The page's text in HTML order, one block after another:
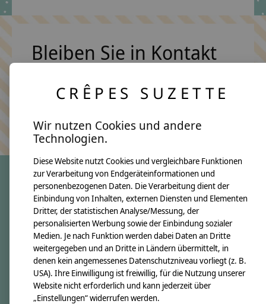
Bleiben Sie in Kontakt
Keine Sorge, wir übertreiben es nicht
crêpes suzette
Über uns
Unsere Creppies
Nähkästchen
Unsere Stoffe
Impressum
CRÊPES SUZETTE
Wir nutzen Cookies und andere
Technologien.
Diese Website nutzt Cookies und vergleichbare Funktionen
zur Verarbeitung von Endgeräteinformationen und
personenbezogenen Daten. Die Verarbeitung dient der
Einbindung von Inhalten, externen Diensten und Elementen
Dritter, der statistischen Analyse/Messung, der
personalisierten Werbung sowie der Einbindung sozialer
Medien. Je nach Funktion werden dabei Daten an Dritte
weitergegeben und an Dritte in Ländern übermittelt, in
denen kein angemessenes Datenschutzniveau vorliegt (z. B.
USA). Ihre Einwilligung ist freiwillig, für die Nutzung unserer
Website nicht erforderlich und kann jederzeit über
„Einstellungen“ widerrufen werden.